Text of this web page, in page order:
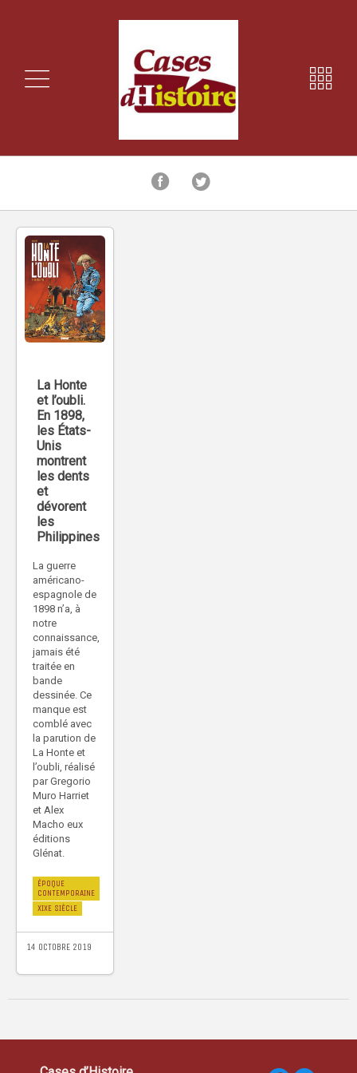
La Honte
et l’oubli.
En 1898,
les États-
Unis
montrent
les dents
et
dévorent
les
Philippines
La guerre
américano-
espagnole de
1898 n’a, à
notre
connaissance,
jamais été
traitée en
bande
dessinée. Ce
manque est
comblé avec
la parution de
La Honte et
l’oubli, réalisé
par Gregorio
Muro Harriet
et Alex
Macho eux
éditions
Glénat.
ÉPOQUE
CONTEMPORAINE
XIXE SIÈCLE
14 OCTOBRE 2019